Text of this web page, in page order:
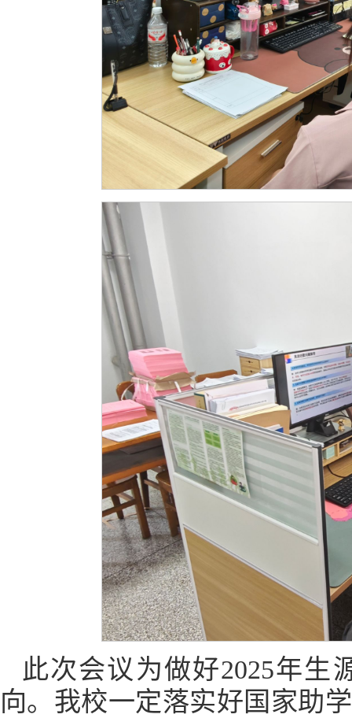
此次会议为做好2025年生
向。我校一定落实好国家助